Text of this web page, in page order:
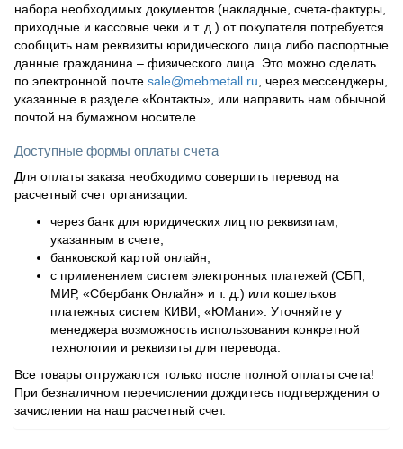
набора необходимых документов (накладные, счета-фактуры,
приходные и кассовые чеки и т. д.) от покупателя потребуется
сообщить нам реквизиты юридического лица либо паспортные
данные гражданина – физического лица. Это можно сделать
по электронной почте sale@mebmetall.ru , через мессенджеры,
указанные в разделе «Контакты», или направить нам обычной
почтой на бумажном носителе.
Доступные формы оплаты счета
Для оплаты заказа необходимо совершить перевод на
расчетный счет организации:
через банк для юридических лиц по реквизитам,
указанным в счете;
банковской картой онлайн;
с применением систем электронных платежей (СБП,
МИР, «Сбербанк Онлайн» и т. д.) или кошельков
платежных систем КИВИ, «ЮМани». Уточняйте у
менеджера возможность использования конкретной
технологии и реквизиты для перевода.
Все товары отгружаются только после полной оплаты счета!
При безналичном перечислении дождитесь подтверждения о
зачислении на наш расчетный счет.